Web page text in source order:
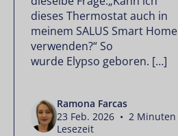
dieses Thermostat auch in
meinem SALUS Smart Home
verwenden?“ So
wurde Elypso geboren. […]
Ramona Farcas
23 Feb. 2026 • 2 Minuten
Lesezeit